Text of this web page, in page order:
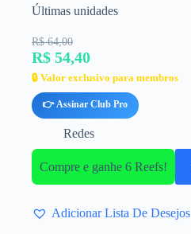
Últimas unidades
R$ 64,00
R$ 54,40
🔒 Valor exclusivo para membros
👉 Assinar Club Pro
Redes
Compre e ganhe 6 Reefs!
Adicionar Lista De Desejos